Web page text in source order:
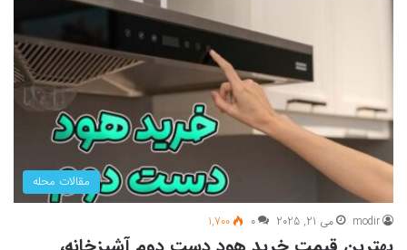
مقالات محله
modir می 21, 2025 0
1,700